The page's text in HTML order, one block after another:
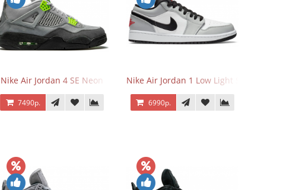
Nike Air Jordan 4 SE Neon
7490р.
Nike Air Jordan 1 Low Light Smoke Grey
6990р.